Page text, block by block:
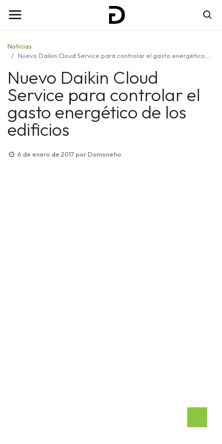
Noticias
Nuevo Daikin Cloud Service para controlar el gasto energético de los edificios
Nuevo Daikin Cloud
Service para controlar el
gasto energético de los
edificios
6 de enero de 2017 porDomonetio